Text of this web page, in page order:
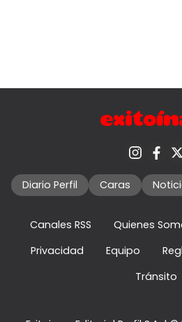
Diario Perfil Caras
Canales RSS Quienes
Privacidad
Equipo
Tránsito